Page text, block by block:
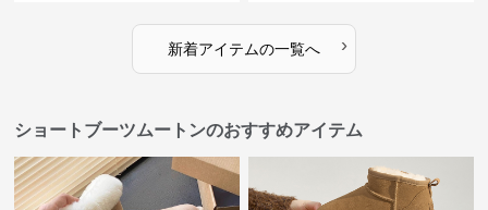
新着アイテムの一覧へ ›
ショートブーツムートンのおすすめアイテム